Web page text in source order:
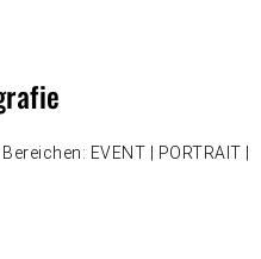
EVENT | PORTRAIT |